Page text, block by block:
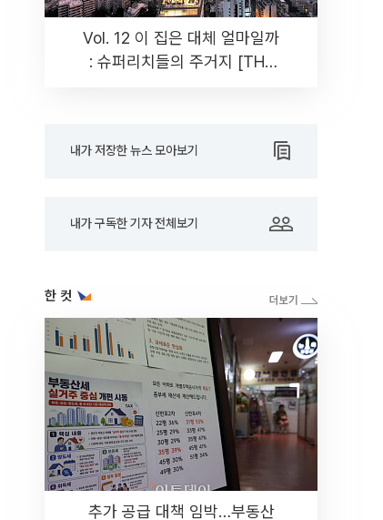
Vol. 12 이 집은 대체 얼마일까
: 슈퍼리치들의 주거지 [THE
내가 저장한 뉴스 모아보기
내가 구독한 기자 전체보기
한 컷
추가 공급 대책 임박…부동산